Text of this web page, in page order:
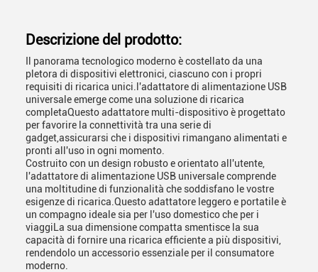
Descrizione del prodotto:
Il panorama tecnologico moderno è costellato da una
pletora di dispositivi elettronici, ciascuno con i propri
requisiti di ricarica unici.l'adattatore di alimentazione USB
universale emerge come una soluzione di ricarica
completaQuesto adattatore multi-dispositivo è progettato
per favorire la connettività tra una serie di
gadget,assicurarsi che i dispositivi rimangano alimentati e
pronti all'uso in ogni momento.
Costruito con un design robusto e orientato all'utente,
l'adattatore di alimentazione USB universale comprende
una moltitudine di funzionalità che soddisfano le vostre
esigenze di ricarica.Questo adattatore leggero e portatile è
un compagno ideale sia per l'uso domestico che per i
viaggiLa sua dimensione compatta smentisce la sua
capacità di fornire una ricarica efficiente a più dispositivi,
rendendolo un accessorio essenziale per il consumatore
moderno.